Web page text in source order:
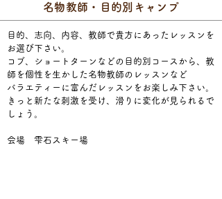
名物教師・目的別キャンプ
目的、志向、内容、教師で貴方にあったレッスンを
お選び下さい。
​コブ、ショートターンなどの目的別コースから、教
師を個性を生かした名物教師のレッスンなど
バラエティーに富んだレッスンをお楽しみ下さい。
きっと新たな刺激を受け、滑りに変化が見られるで
しょう。
​会場 雫石スキー場